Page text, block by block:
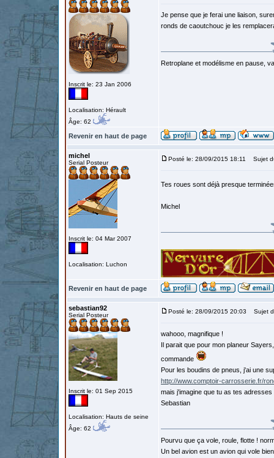
Inscrit le: 23 Jan 2006
Localisation: Hérault
Âge: 62
Je pense que je ferai une liaison,
ronds de caoutchouc je les
Retroplane et modélisme en pause,
Revenir en haut de page
michel
Serial Posteur
Inscrit le: 04 Mar 2007
Localisation: Luchon
Posté le: 28/09/2015 18:11 Sujet
Tes roues sont déjà presque
Michel
Revenir en haut de page
sebastian92
Serial Posteur
Inscrit le: 01 Sep 2015
Localisation: Hauts de seine
Âge: 62
Posté le: 28/09/2015 20:03 Sujet
wahooo, magnifique !
Il parait que pour mon planeur
commande
Pour les boudins de pneus, j'ai une
http://www.comptoir-carrosserie.fr/
mais j'imagine que tu as tes
Sebastian
Pourvu que ça vole, roule, flotte !
Un bel avion est un avion qui vole